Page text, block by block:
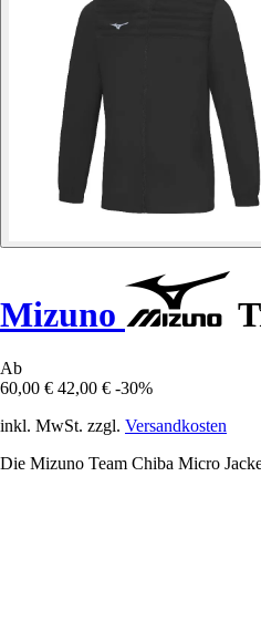
Mizuno
Ab
60,00 € 42,00 € -30%
inkl. MwSt. zzgl. Versandkosten
Die Mizuno Team Chiba Micro